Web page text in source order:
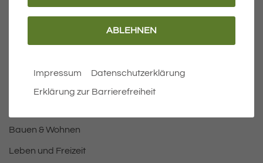
Wichtige Links
Öffnungszeiten Rathaus
Bauen & Wohnen
Leben und Freizeit
ABLEHNEN
Impressum
Datenschutzerklärung
Erklärung zur Barrierefreiheit